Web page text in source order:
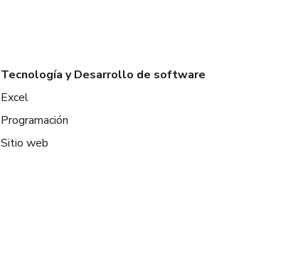
Tecnología y Desarrollo de software
Excel
Programación
Sitio web